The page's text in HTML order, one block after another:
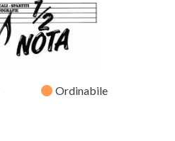
fiber_manual_record Ordinabile